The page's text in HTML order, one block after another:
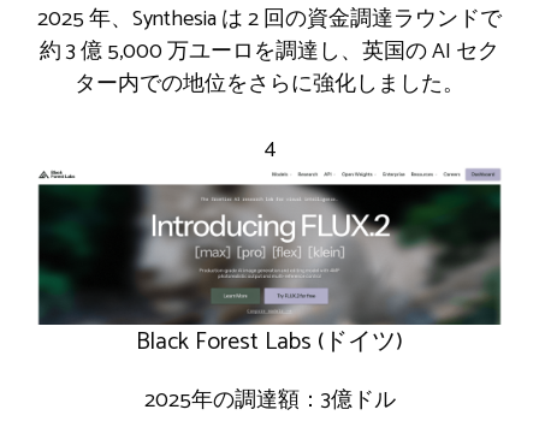
2025 年、Synthesia は 2 回の資金調達ラウンドで
約 3 億 5,000 万ユーロを調達し、英国の AI セク
ター内での地位をさらに強化しました。
4
Black Forest Labs (ドイツ)
2025年の調達額：3億ドル